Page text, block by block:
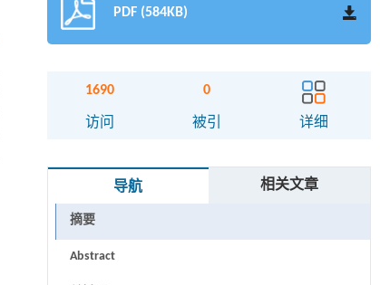
PDF (584KB)
1690
访问
0
被引 详细
导航 相关文章
摘要
Abstract